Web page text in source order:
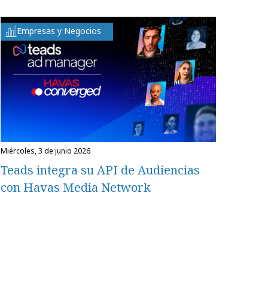
Empresas y Negocios
miércoles, 3 de junio 2026
Teads integra su API de Audiencias
con Havas Media Network